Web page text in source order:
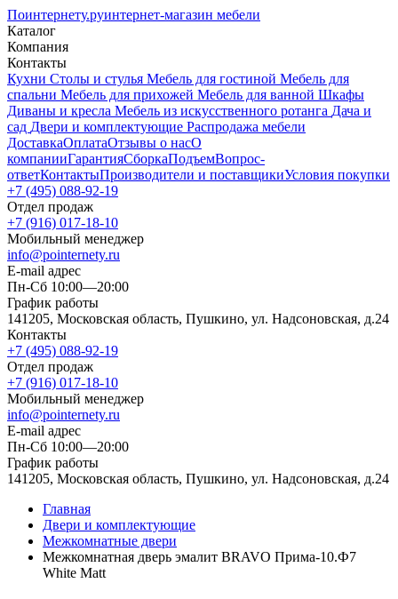
Поинтернету.руинтернет-магазин мебели
Каталог
Компания
Контакты
Кухни Столы и стулья Мебель для гостиной Мебель для
спальни Мебель для прихожей Мебель для ванной Шкафы
Диваны и кресла Мебель из искусственного ротанга Дача и
сад Двери и комплектующие Распродажа мебели
ДоставкаОплатаОтзывы о насО
компанииГарантияСборкаПодъемВопрос-
ответКонтактыПроизводители и поставщикиУсловия покупки
+7 (495) 088-92-19
Отдел продаж
+7 (916) 017-18-10
Мобильный менеджер
info@pointernety.ru
E-mail адрес
Пн-Сб 10:00—20:00
График работы
141205, Московская область, Пушкино, ул. Надсоновская, д.24
Контакты
+7 (495) 088-92-19
Отдел продаж
+7 (916) 017-18-10
Мобильный менеджер
info@pointernety.ru
E-mail адрес
Пн-Сб 10:00—20:00
График работы
141205, Московская область, Пушкино, ул. Надсоновская, д.24
Главная
Двери и комплектующие
Межкомнатные двери
Межкомнатная дверь эмалит BRAVO Прима-10.Ф7
White Matt